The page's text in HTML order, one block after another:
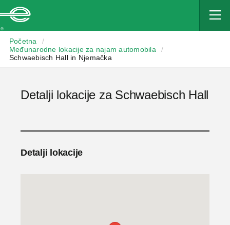
Početna
/
Međunarodne lokacije za najam automobila
/
Schwaebisch Hall in Njemačka
Detalji lokacije za Schwaebisch Hall
Detalji lokacije